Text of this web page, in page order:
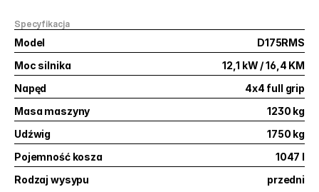
Model
D175RMS
Moc silnika
12,1 kW / 16,4 KM
Napęd
4x4 full grip
Masa maszyny
1230 kg
Udźwig
1750 kg
Pojemność kosza
1047 l
Rodzaj wysypu
przedni
Specyfikacja